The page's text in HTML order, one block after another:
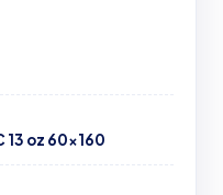
oz 60×160